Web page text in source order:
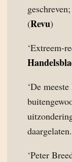
(Revu)
‘Extreem-
‘De
‘Peter